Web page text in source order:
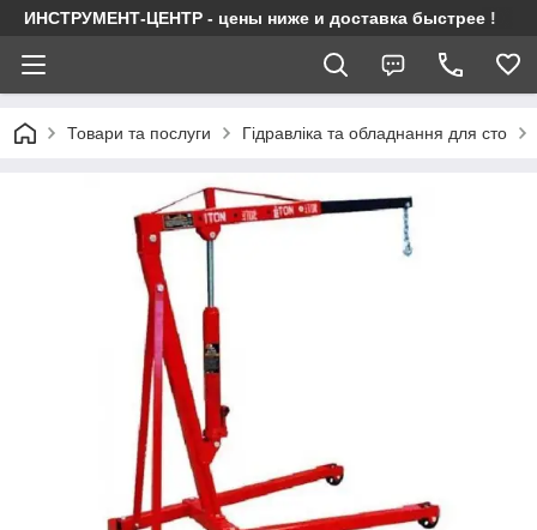
ИНСТРУМЕНТ-ЦЕНТР - цены ниже и доставка быстрее !
Товари та послуги Гідравліка та обладнання для сто